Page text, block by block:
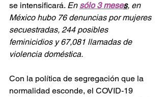
se intensificará. En sólo 3 meses, en
México hubo 76 denuncias por mujeres
secuestradas, 244 posibles
feminicidios y 67,081 llamadas de
violencia doméstica.
Con la política de segregación que la
normalidad esconde, el COVID-19